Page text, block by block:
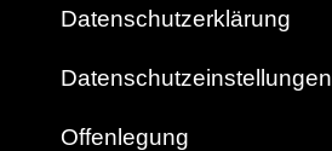
Datenschutzerklärung
Datenschutzeinstellungen
Offenlegung